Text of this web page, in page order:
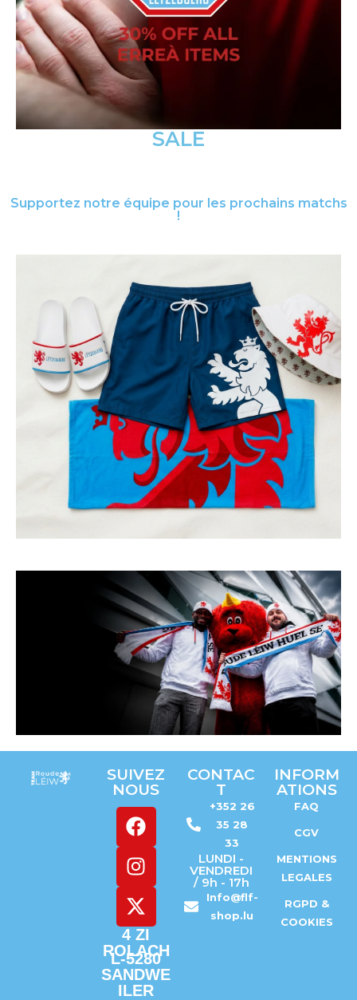
SALE
Supportez notre équipe pour les prochains matchs
!
L'ambiancSUIVEZ
NOUS
4 ZI
ROLACH
L-5280
SANDWE
ILER
CONTAC
T
+352 26
35 28
33
LUNDI -
VENDREDI
/ 9h - 17h
Info@flf-
shop.lu
INFORM
ATIONS
FAQ
CGV
MENTIONS
LEGALES
RGPD &
COOKIES